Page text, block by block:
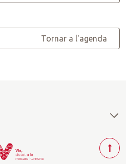
Tornar a l'agenda
T